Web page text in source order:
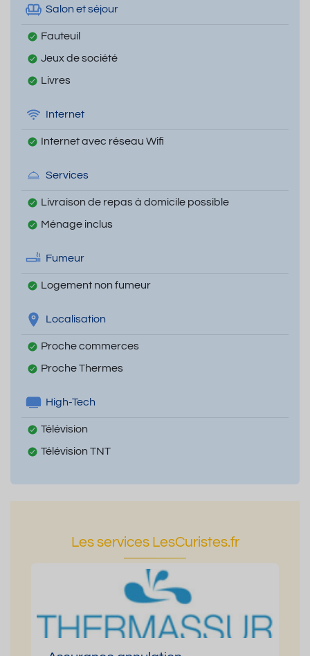
Salon et séjour
Fauteuil
Jeux de société
Livres
Internet
Internet avec réseau Wifi
Services
Livraison de repas à domicile possible
Ménage inclus
Fumeur
Logement non fumeur
Localisation
Proche commerces
Proche Thermes
High-Tech
Télévision
Télévision TNT
Les services LesCuristes.fr